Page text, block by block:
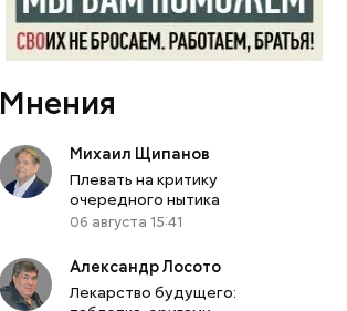
Мнения
Михаил Щипанов
Плевать на критику
очередного нытика
06 августа 15:41
Александр Лосото
Лекарство будущего: